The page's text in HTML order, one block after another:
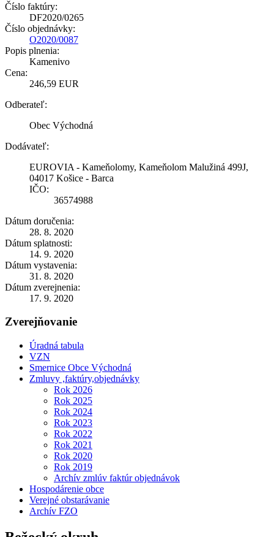
Číslo faktúry:
DF2020/0265
Číslo objednávky:
O2020/0087
Popis plnenia:
Kamenivo
Cena:
246,59 EUR
Odberateľ:
Obec Východná
Dodávateľ:
EUROVIA - Kameňolomy, Kameňolom Malužiná 499J,
04017 Košice - Barca
IČO:
36574988
Dátum doručenia:
28. 8. 2020
Dátum splatnosti:
14. 9. 2020
Dátum vystavenia:
31. 8. 2020
Dátum zverejnenia:
17. 9. 2020
Zverejňovanie
Úradná tabula
VZN
Smernice Obce Východná
Zmluvy ,faktúry,objednávky
Rok 2026
Rok 2025
Rok 2024
Rok 2023
Rok 2022
Rok 2021
Rok 2020
Rok 2019
Archív zmlúv faktúr objednávok
Hospodárenie obce
Verejné obstarávanie
Archív FZO